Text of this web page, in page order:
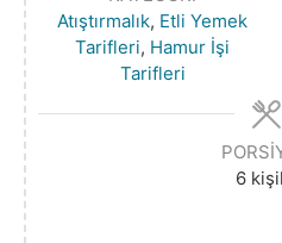
Atıştırmalık, Etli Yemek
Tarifleri, Hamur İşi
Tarifleri
6